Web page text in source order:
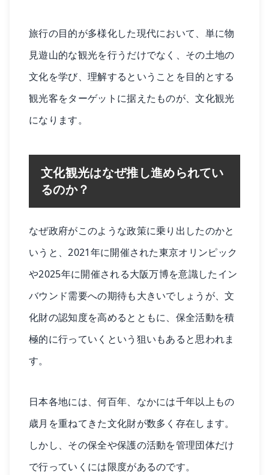
旅行の目的が多様化した現代において、単に物
見遊山的な観光を行うだけでなく、その土地の
文化を学び、理解するということを目的とする
観光客をターゲットに据えたものが、文化観光
になります。
文化観光はなぜ推し進められてい
るのか？
なぜ政府がこのような政策に乗り出したのかと
いうと、2021年に開催された東京オリンピック
や2025年に開催される大阪万博を意識したイン
バウンド需要への期待も大きいでしょうが、文
化財の認知度を高めるとともに、保全活動を積
極的に行っていくという狙いもあると思われま
す。
日本各地には、何百年、なかには千年以上もの
歳月を重ねてきた文化財が数多く存在します。
しかし、その保全や保護の活動を管理団体だけ
で行っていくには限度があるのです。